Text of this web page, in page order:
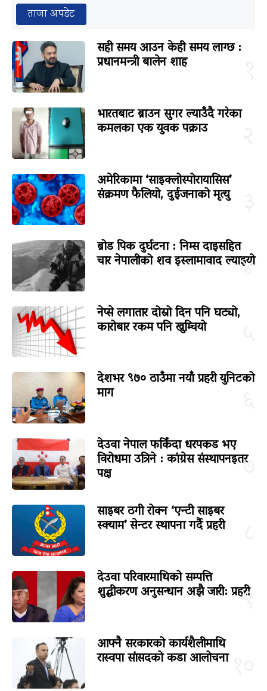
ताजा अपडेट
सही समय आउन केही समय लाग्छ :
प्रधानमन्त्री बालेन शाह
भारतबाट ब्राउन सुगर ल्याउँदै गरेका
कमलका एक युवक पक्राउ
अमेरिकामा ‘साइक्लोस्पोरायासिस’
संक्रमण फैलियो, दुईजनाको मृत्यु
४
ब्रोड पिक दुर्घटना : निम्स दाइसहित
चार नेपालीको शव इस्लामावाद ल्याइयो
नेप्से लगातार दोस्रो दिन पनि घट्यो,
कारोबार रकम पनि खुम्चियो
देशभर ९७० ठाउँमा नयाँ प्रहरी युनिटको
माग
७
देउवा नेपाल फर्किंदा धरपकड भए
विरोधमा उत्रिने : कांग्रेस संस्थापनइतर
पक्ष
साइबर ठगी रोक्न ‘एन्टी साइबर
स्क्याम’ सेन्टर स्थापना गर्दै प्रहरी
९
देउवा परिवारमाथिको सम्पत्ति
शुद्धीकरण अनुसन्धान अझै जारी: प्रहरी
आफ्नै सरकारको कार्यशैलीमाथि
रास्वपा सांसदको कडा आलोचना